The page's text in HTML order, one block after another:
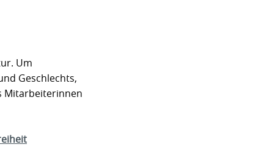
Um
Geschlechts,
Mitarbeiterinnen